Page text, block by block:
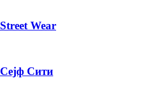
Street Wear
Сејф Сити